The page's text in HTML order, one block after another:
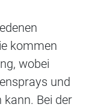
kommen
wobei
und
kann. Bei der